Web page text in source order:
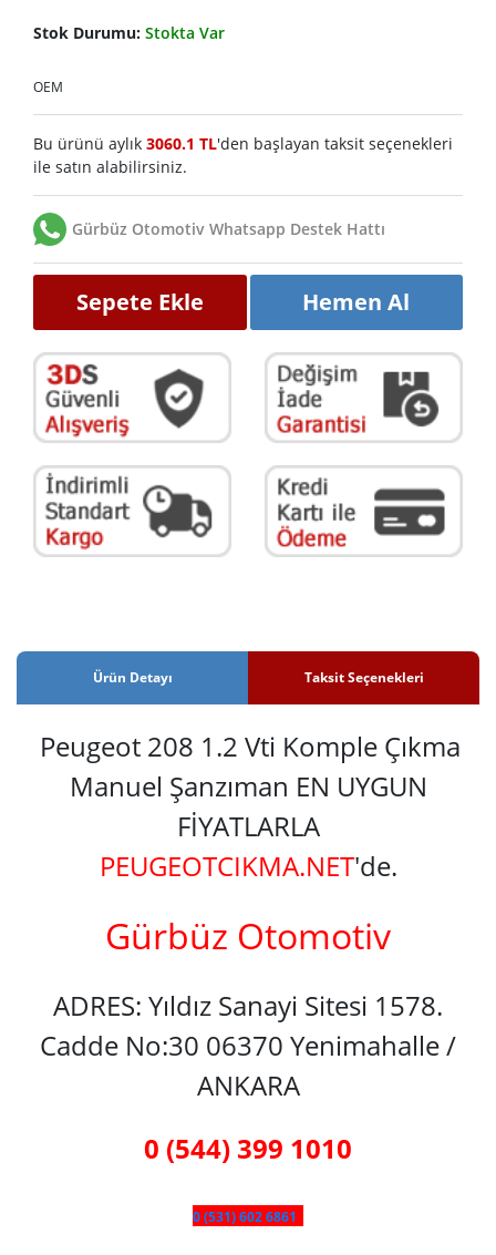
Stok Durumu: Stokta Var
OEM
Bu ürünü aylık 3060.1 TL'den başlayan taksit seçenekleri
ile satın alabilirsiniz.
Gürbüz Otomotiv Whatsapp Destek Hattı
Sepete Ekle Hemen Al
Ürün Detayı Taksit Seçenekleri
Peugeot 208 1.2 Vti Komple Çıkma
Manuel Şanzıman EN UYGUN
FİYATLARLA
PEUGEOTCIKMA.NET'de.
Gürbüz Otomotiv
ADRES: Yıldız Sanayi Sitesi 1578.
Cadde No:30 06370 Yenimahalle /
ANKARA
0 (544) 399 1010
0 (531) 602 6861